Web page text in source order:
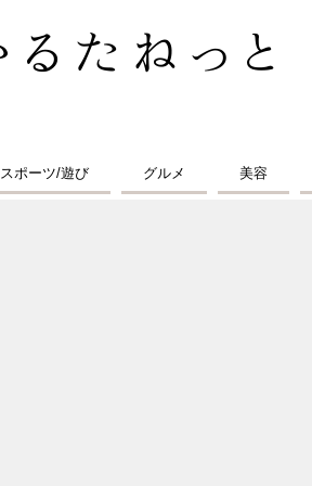
スポーツ/遊び グルメ 美容